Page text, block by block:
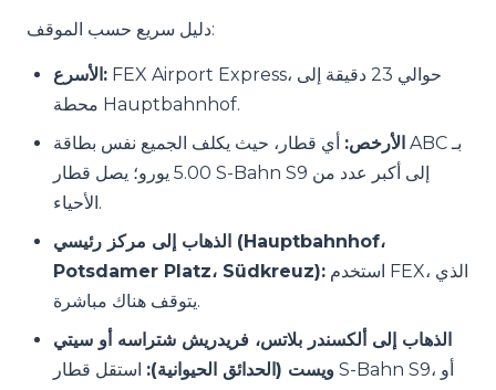
دليل سريع حسب الموقف:
الأسرع: FEX Airport Express، حوالي 23 دقيقة إلى
محطة Hauptbahnhof.
الأرخص: أي قطار، حيث يكلف الجميع نفس بطاقة ABC بـ
5.00 يورو؛ يصل قطار S-Bahn S9 إلى أكبر عدد من
الأحياء.
الذهاب إلى مركز رئيسي (Hauptbahnhof،
Potsdamer Platz، Südkreuz):
يتوقف هناك مباشرة.
الذهاب إلى ألكسندر بلاتس، فريدريش شتراسه أو سيتي
ويست (الحدائق الحيوانية): استقل قطار S-Bahn S9، أو